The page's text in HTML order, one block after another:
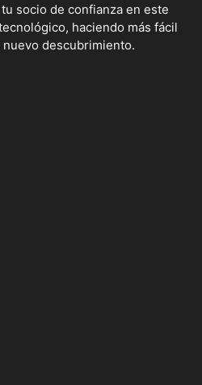
socio de confianza en este
haciendo más fácil
descubrimiento.